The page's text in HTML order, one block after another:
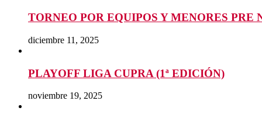
TORNEO POR EQUIPOS Y MENORES PRE
diciembre 11, 2025
PLAYOFF LIGA CUPRA (1ª EDICIÓN)
noviembre 19, 2025